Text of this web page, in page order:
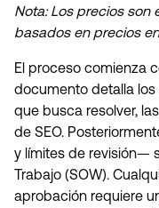
Nota: Los precios son
basados en precios
El proceso comienza
documento detalla
que busca resolver,
de SEO.
y límites de revisión—
Trabajo (SOW).
aprobación requiere